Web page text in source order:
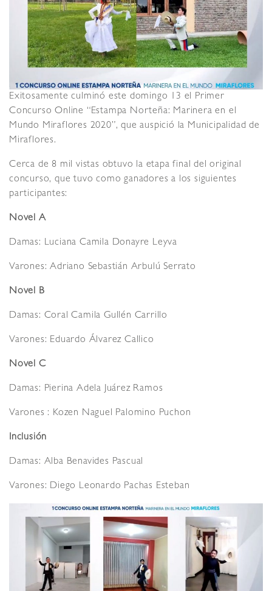
Exitosamente culminó este domingo 13 el Primer
Concurso Online “Estampa Norteña: Marinera en el
Mundo Miraflores 2020”, que auspició la Municipalidad de
Miraflores.
Cerca de 8 mil vistas obtuvo la etapa final del original
concurso, que tuvo como ganadores a los siguientes
participantes:
Novel A
Damas: Luciana Camila Donayre Leyva
Varones: Adriano Sebastián Arbulú Serrato
Novel B
Damas: Coral Camila Gullén Carrillo
Varones: Eduardo Álvarez Callico
Novel C
Damas: Pierina Adela Juárez Ramos
Varones : Kozen Naguel Palomino Puchon
Inclusión
Damas: Alba Benavides Pascual
Varones: Diego Leonardo Pachas Esteban